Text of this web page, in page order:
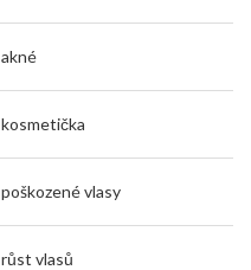
akné
kosmetička
poškozené vlasy
růst vlasů